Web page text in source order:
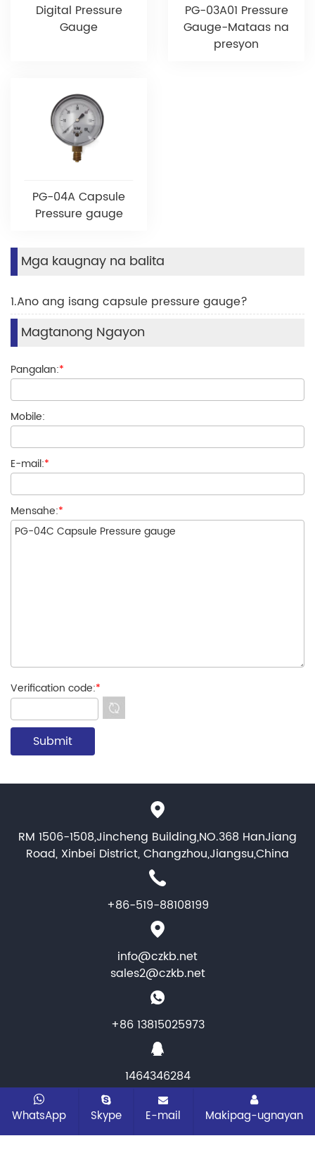
Digital Pressure
Gauge
PG-03A01 Pressure
Gauge-Mataas na
presyon
PG-04A Capsule
Pressure gauge
Mga kaugnay na balita
1.Ano ang isang capsule pressure gauge?
Magtanong Ngayon
Pangalan:*
Mobile:
E-mail:*
Mensahe:*
Verification code:*
RM 1506-1508,Jincheng Building,NO.368 HanJiang
Road, Xinbei District, Changzhou,Jiangsu,China
+86-519-88108199
info@czkb.net
sales2@czkb.net
+86 13815025973
1464346284
CopyRight © 2025 Changzhou KB Instruments &
Meter co.,ltd. Lahat ng karapatan ay
WhatsApp Skype E-mail Makipag-ugnayan